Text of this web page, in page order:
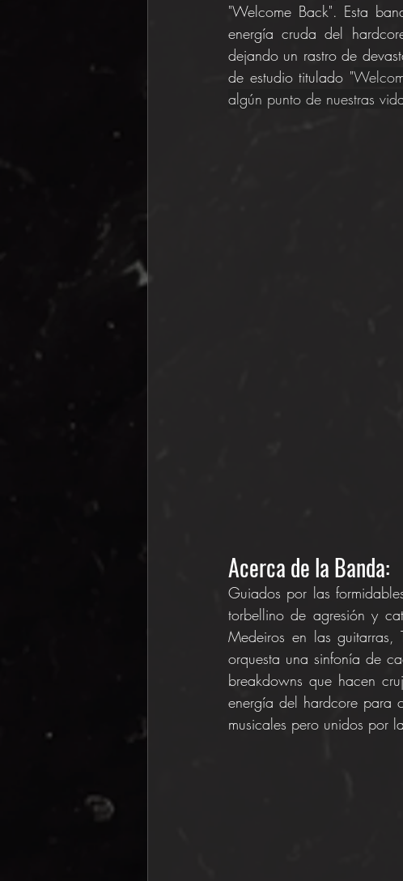
"Welcome Back". Esta
energía cruda del
dejando un rastro de
de estudio titulado "
algún punto de nuestras
Acerca de la Banda:
Guiados por las
torbellino de agresión y
Medeiros en las
orquesta una sinfonía de
breakdowns que hacen
energía del hardcore para
musicales pero unidos por